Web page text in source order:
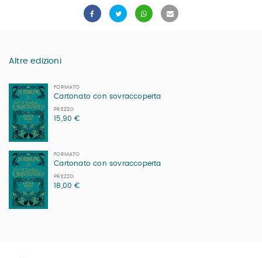
Altre edizioni
FORMATO
Cartonato con sovraccoperta
PREZZO
15,90 €
FORMATO
Cartonato con sovraccoperta
PREZZO
18,00 €